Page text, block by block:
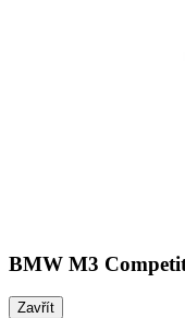
BMW M3
Zavřít